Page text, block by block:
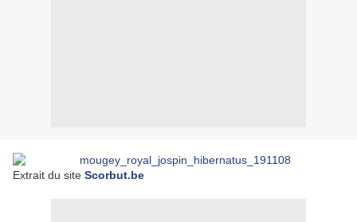
Extrait du site Scorbut.be